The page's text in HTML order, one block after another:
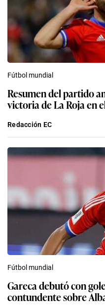
Fútbol mundial
Resumen del partido
victoria de La Roja en
Redacción EC
Fútbol mundial
Gareca debutó con
contundente sobre